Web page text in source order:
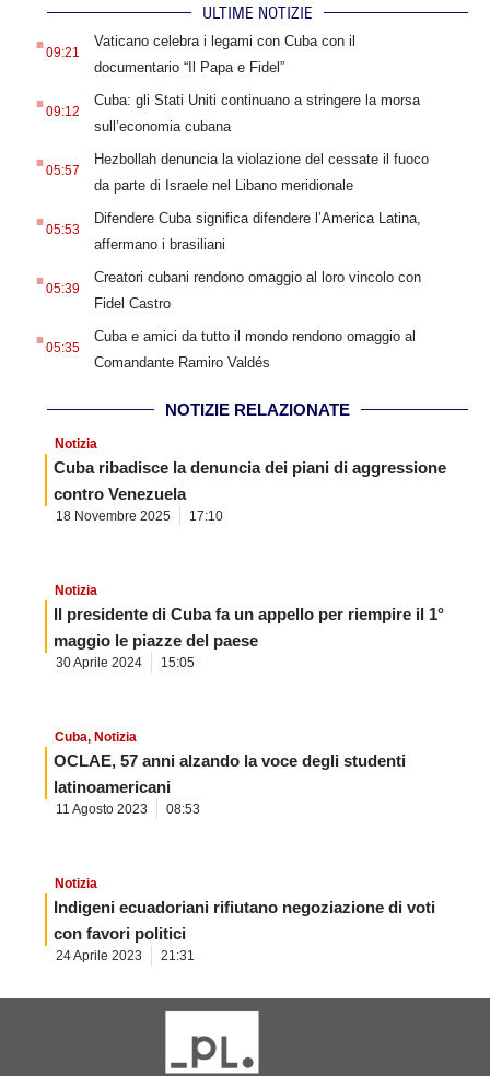
ULTIME NOTIZIE
.09:21
Vaticano celebra i legami con Cuba con il
documentario “Il Papa e Fidel”
.09:12
Cuba: gli Stati Uniti continuano a stringere la morsa
sull’economia cubana
.05:57
Hezbollah denuncia la violazione del cessate il fuoco
da parte di Israele nel Libano meridionale
.05:53
Difendere Cuba significa difendere l’America Latina,
affermano i brasiliani
.05:39
Creatori cubani rendono omaggio al loro vincolo con
Fidel Castro
.05:35
Cuba e amici da tutto il mondo rendono omaggio al
Comandante Ramiro Valdés
NOTIZIE RELAZIONATE
Notizia
Cuba ribadisce la denuncia dei piani di aggressione
contro Venezuela
18 Novembre 2025 17:10
Notizia
Il presidente di Cuba fa un appello per riempire il 1°
maggio le piazze del paese
30 Aprile 2024 15:05
Cuba, Notizia
OCLAE, 57 anni alzando la voce degli studenti
latinoamericani
11 Agosto 2023 08:53
Notizia
Indigeni ecuadoriani rifiutano negoziazione di voti
con favori politici
24 Aprile 2023 21:31